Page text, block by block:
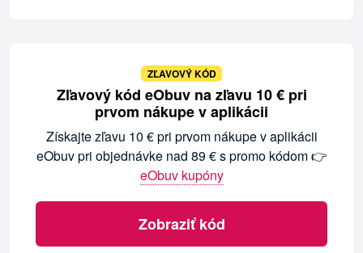
ZĽAVOVÝ KÓD
Zľavový kód eObuv na zľavu 10 € pri
prvom nákupe v aplikácii
Získajte zľavu 10 € pri prvom nákupe v aplikácii
eObuv pri objednávke nad 89 € s promo kódom 👉
eObuv kupóny
Zobraziť kód